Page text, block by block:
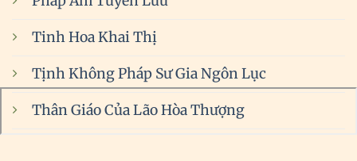
Tinh Hoa Khai Thị
Tịnh Không Pháp Sư Gia Ngôn Lục
Thân Giáo Của Lão Hòa Thượng